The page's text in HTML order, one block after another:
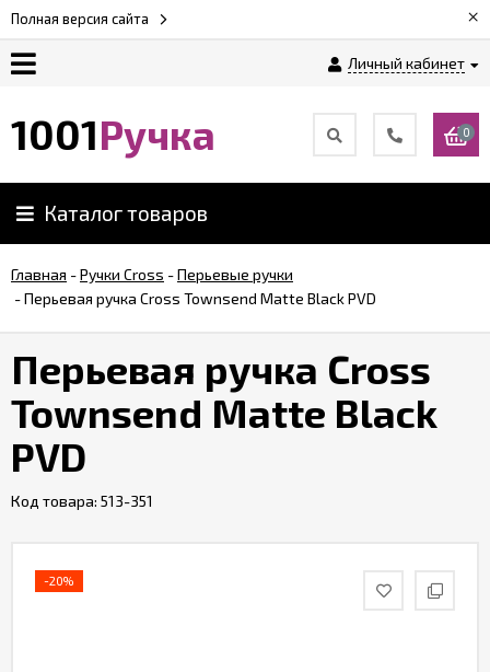
Полная версия сайта ×
Личный кабинет
Возврат
Обзоры
ручек
Контакты
1001Ручка 0
Каталог товаров
Главная -Ручки Cross -Перьевые ручки
-Перьевая ручка Cross Townsend Matte Black PVD
Перьевая ручка Cross
Townsend Matte Black
PVD
Код товара: 513-351
-20%